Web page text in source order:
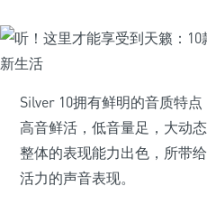
Silver 10拥有鲜明的音质特
高音鲜活，低音量足，大动
整体的表现能力出色，所带
活力的声音表现。